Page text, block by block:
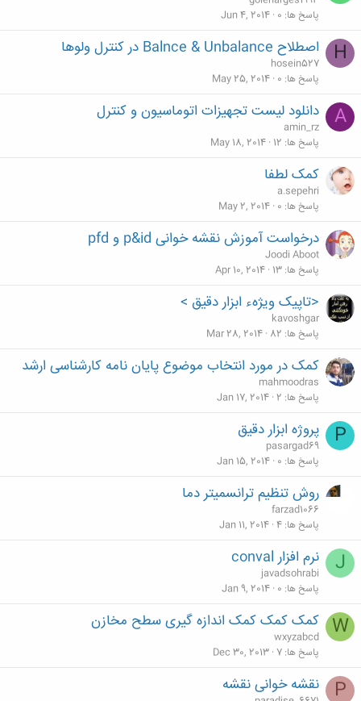
پاسخ ها 0
Jun 4, 2014
H اصطلاح Balnce & Unbalance در کنترل ولوها
hosein527
پاسخ ها 0
May 25, 2014
A دانلود لیست تجهیزات اتوماسیون و کنترل
amin_rz
پاسخ ها 12
May 18, 2014
کمک لطفا
a.sepehri
پاسخ ها 0
May 2, 2014
درخواست آموزش نقشه خوانی p&id و pfd
Joodi Aboot
پاسخ ها 13
Apr 10, 2014
<تاپيک ويژهء ابزار دقيق >
kavoshgar
پاسخ ها 82
Mar 28, 2014
کمک در مورد انتخاب موضوع پایان نامه کارشناسی ارشد
mahmoodras
پاسخ ها 2
Jan 17, 2014
P پروژه ابزار دقیق
pasargad69
پاسخ ها 0
Jan 15, 2014
روش تنظیم ترانسمیتر دما
farzad1066
پاسخ ها 4
Jan 11, 2014
J نرم افزار conval
javadsohrabi
پاسخ ها 0
Jan 9, 2014
W کمک کمک کمک اندازه گیری سطح مخازن
wxyzabcd
پاسخ ها 7
Dec 30, 2013
P نقشه خوانی نقشه